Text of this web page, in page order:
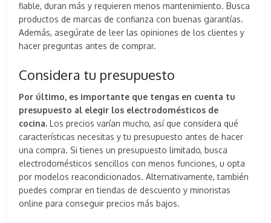
fiable, duran más y requieren menos mantenimiento. Busca
productos de marcas de confianza con buenas garantías.
Además, asegúrate de leer las opiniones de los clientes y
hacer preguntas antes de comprar.
Considera tu presupuesto
Por último, es importante que tengas en cuenta tu
presupuesto al elegir los electrodomésticos de
cocina. Los precios varían mucho, así que considera qué
características necesitas y tu presupuesto antes de hacer
una compra. Si tienes un presupuesto limitado, busca
electrodomésticos sencillos con menos funciones, u opta
por modelos reacondicionados. Alternativamente, también
puedes comprar en tiendas de descuento y minoristas
online para conseguir precios más bajos.